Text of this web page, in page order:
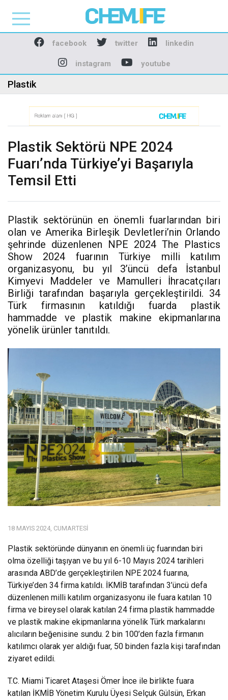
Chemlife - Basılı ve
facebook twitter linkedin
instagram youtube
Plastik
Plastik Sektörü NPE 2024
Fuarı’nda Türkiye’yi Başarıyla
Temsil Etti
Plastik sektörünün en önemli fuarlarından biri
olan ve Amerika Birleşik Devletleri’nin Orlando
şehrinde düzenlenen NPE 2024 The Plastics
Show 2024 fuarının Türkiye milli katılım
organizasyonu, bu yıl 3’üncü defa İstanbul
Kimyevi Maddeler ve Mamulleri İhracatçıları
Birliği tarafından başarıyla gerçekleştirildi. 34
Türk firmasının katıldığı fuarda plastik
hammadde ve plastik makine ekipmanlarına
yönelik ürünler tanıtıldı.
18 MAYIS 2024, CUMARTESI
Plastik sektöründe dünyanın en önemli üç fuarından biri
olma özelliği taşıyan ve bu yıl 6-10 Mayıs 2024 tarihleri
arasında ABD’de gerçekleştirilen NPE 2024 fuarına,
Türkiye’den 34 firma katıldı. İKMİB tarafından 3’üncü defa
düzenlenen milli katılım organizasyonu ile fuara katılan 10
firma ve bireysel olarak katılan 24 firma plastik hammadde
ve plastik makine ekipmanlarına yönelik Türk markalarını
alıcıların beğenisine sundu. 2 bin 100’den fazla firmanın
katılımcı olarak yer aldığı fuar, 50 binden fazla kişi tarafından
ziyaret edildi.
T.C. Miami Ticaret Ataşesi Ömer İnce ile birlikte fuara
katılan İKMİB Yönetim Kurulu Üyesi Selçuk Gülsün, Erkan